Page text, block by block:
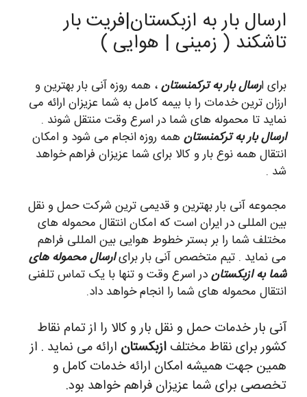
ارسال بار به ازبکستان|فریت بار
تاشکند ( زمینی | هوایی )
برای ارسال بار به ترکمنستان، همه روزه آنی بار بهترین و
ارزان ترین خدمات را با بیمه کامل به شما عزیزان ارائه می
نماید تا محموله های شما در اسرع وقت منتقل شوند .
ارسال بار به ترکمنستان همه روزه انجام می شود و امکان
انتقال همه نوع بار و کالا برای شما عزیزان فراهم خواهد
شد .
مجموعه آنی بار بهترین و قدیمی ترین شرکت حمل و نقل
بین المللی در ایران است که امکان انتقال محموله های
مختلف شما را بر بستر خطوط هوایی بین المللی فراهم
می نماید . تیم متخصص آنی بار برایارسال محموله های
شما به ازبکستاندر اسرع وقت و تنها با یک تماس تلفنی
انتقال محموله های شما را انجام خواهد داد.
آنی بار خدمات حمل و نقل بار و کالا را از تمام نقاط
کشور برای نقاط مختلف ازبکستان ارائه می نماید . از
همین جهت همیشه امکان ارائه خدمات کامل و
تخصصی برای شما عزیزان فراهم خواهد بود.